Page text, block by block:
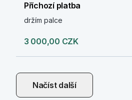
Příchozí platba
držím palce
3 000,00 CZK
Načíst další